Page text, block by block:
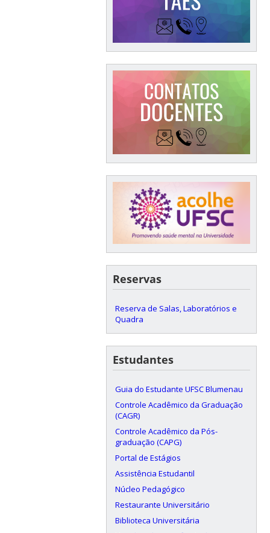
Reservas
Reserva de Salas, Laboratórios e
Quadra
Estudantes
Guia do Estudante UFSC Blumenau
Controle Acadêmico da Graduação
(CAGR)
Controle Acadêmico da Pós-
graduação (CAPG)
Portal de Estágios
Assistência Estudantil
Núcleo Pedagógico
Restaurante Universitário
Biblioteca Universitária